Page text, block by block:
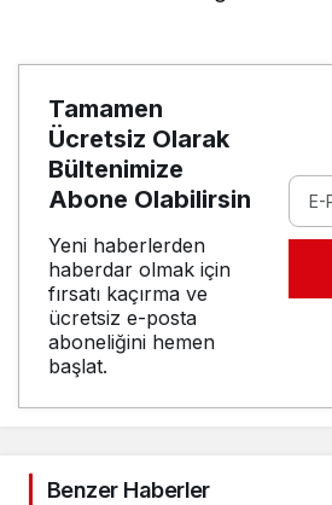
Tamamen
Ücretsiz Olarak
Bültenimize
Abone Olabilirsin
Yeni haberlerden
haberdar olmak için
fırsatı kaçırma ve
ücretsiz e-posta
aboneliğini hemen
başlat.
Benzer Haberler